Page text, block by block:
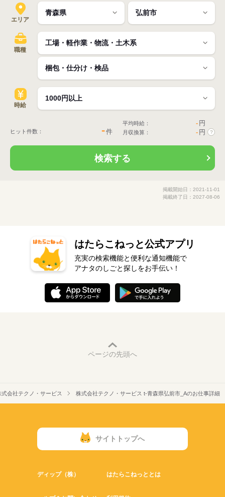
エリア
職種
時給
ヒット件数： -件
平均時給： - 円
月収換算： - 円 ?
検索する
掲載開始日：2021-11-01
掲載終了日：2027-08-06
はたらこねっと公式アプリ
充実の検索機能と便利な通知機能で
アナタのしごと探しをお手伝い！
ページの先頭へ
式会社テクノ・サービス 株式会社テクノ・サービス t-青森県弘前市_Aのお仕事詳細
サイトトップへ
ディップ（株） はたらこねっととは